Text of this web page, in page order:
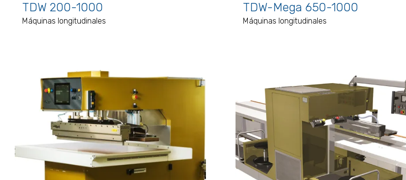
TDW 200-1000
Máquinas longitudinales
TDW-Mega 650-1000
Máquinas longitudinales